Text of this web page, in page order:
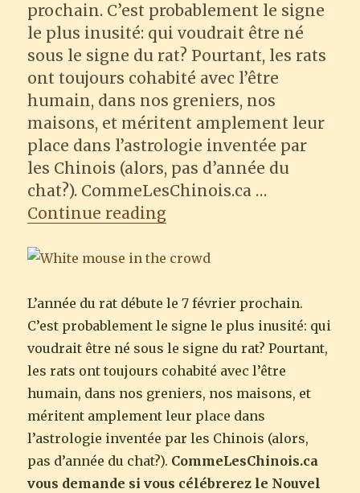
prochain. C’est probablement le signe
le plus inusité: qui voudrait être né
sous le signe du rat? Pourtant, les rats
ont toujours cohabité avec l’être
humain, dans nos greniers, nos
maisons, et méritent amplement leur
place dans l’astrologie inventée par
les Chinois (alors, pas d’année du
chat?). CommeLesChinois.ca …
Continue reading“Comment célébrerez-
L’année du rat débute le 7 février prochain.
C’est probablement le signe le plus inusité: qui
voudrait être né sous le signe du rat? Pourtant,
les rats ont toujours cohabité avec l’être
humain, dans nos greniers, nos maisons, et
méritent amplement leur place dans
l’astrologie inventée par les Chinois (alors,
pas d’année du chat?). CommeLesChinois.ca
vous demande si vous célébrerez le Nouvel